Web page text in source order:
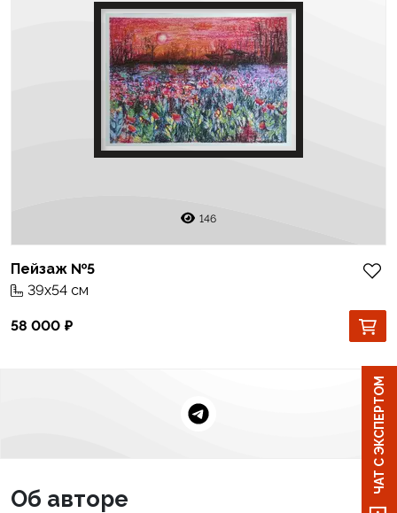
146
Пейзаж №5
39x54 см
58 000
Об авторе
ЧАТ С ЭКСПЕРТОМ